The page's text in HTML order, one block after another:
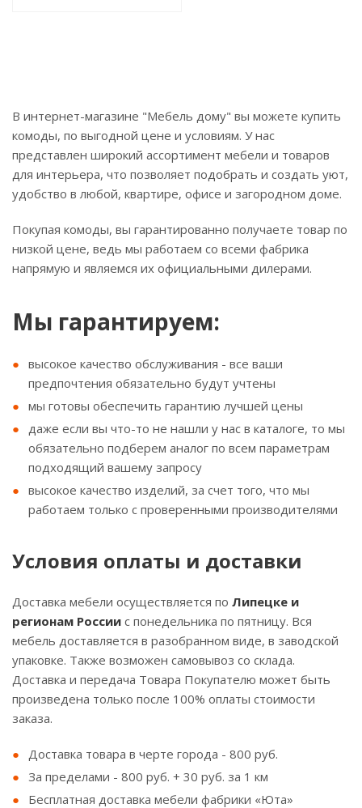
В интернет-магазине "Мебель дому" вы можете купить
комоды, по выгодной цене и условиям. У нас
представлен широкий ассортимент мебели и товаров
для интерьера, что позволяет подобрать и создать уют,
удобство в любой, квартире, офисе и загородном доме.
Покупая комоды, вы гарантированно получаете товар по
низкой цене, ведь мы работаем со всеми фабрика
напрямую и являемся их официальными дилерами.
Мы гарантируем:
высокое качество обслуживания - все ваши
предпочтения обязательно будут учтены
мы готовы обеспечить гарантию лучшей цены
даже если вы что-то не нашли у нас в каталоге, то мы
обязательно подберем аналог по всем параметрам
подходящий вашему запросу
высокое качество изделий, за счет того, что мы
работаем только с проверенными производителями
Условия оплаты и доставки
Доставка мебели осуществляется по Липецке и
регионам России с понедельника по пятницу. Вся
мебель доставляется в разобранном виде, в заводской
упаковке. Также возможен самовывоз со склада.
Доставка и передача Товара Покупателю может быть
произведена только после 100% оплаты стоимости
заказа.
Доставка товара в черте города - 800 руб.
За пределами - 800 руб. + 30 руб. за 1 км
Бесплатная доставка мебели фабрики «Юта»